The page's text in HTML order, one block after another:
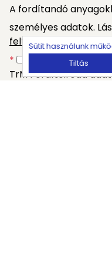
Sütit használunk
Tiltás
A fordítandó
személyes adatok.
feltételeinketis.
*
TrM Fordítóiroda